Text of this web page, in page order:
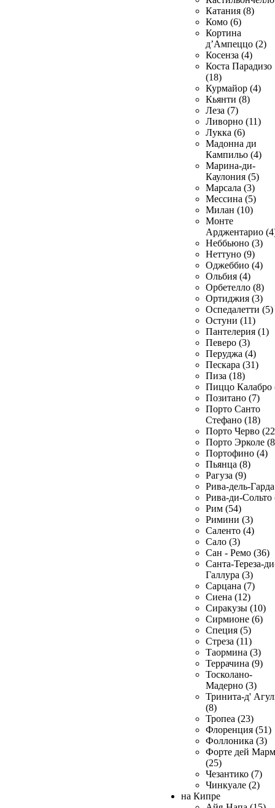
Катания (8)
Комо (6)
Кортина
д’Ампеццо (2)
Косенза (4)
Коста Парадизо
(18)
Курмайор (4)
Кьянти (8)
Леза (7)
Ливорно (11)
Лукка (6)
Мадонна ди
Кампильо (4)
Марина-ди-
Каулония (5)
Марсала (3)
Мессина (5)
Милан (10)
Монте
Арджентарио
Неббьюно (3)
Неттуно (9)
Оджеббио (4)
Ольбия (4)
Орбетелло (8)
Ортиджия (3)
Оспедалетти (5)
Остуни (11)
Пантелерия (1)
Певеро (3)
Перуджа (4)
Пескара (31)
Пиза (18)
Пиццо Калабро
Позитано (7)
Порто Санто
Стефано (18)
Порто Черво
Порто Эрколе
Портофино (4)
Пьянца (8)
Рагуза (9)
Рива-дель-
Рива-ди-Сольто
Рим (54)
Римини (3)
Саленто (4)
Сало (3)
Сан - Ремо (36)
Санта-Тереза-
Галлура (3)
Сарцана (7)
Сиена (12)
Сиракузы (10)
Сирмионе (6)
Специя (5)
Стреза (11)
Таормина (3)
Террачина (9)
Тосколано-
Мадерно (3)
Тринита-д'
(8)
Тропеа (23)
Флоренция (51)
Фоллоника (3)
Форте дей
(25)
Чезантико (7)
Чинкуале (2)
на Кипре